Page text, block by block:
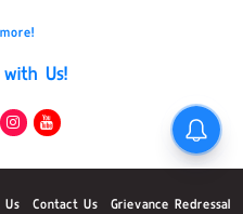
Us!
Us Contact Us Grievance Redressal